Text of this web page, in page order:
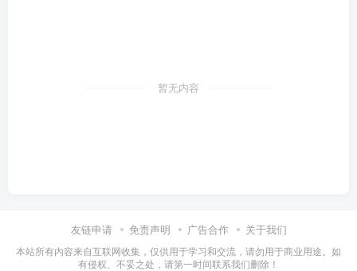
暂无内容
友链申请 免责声明 广告合作 关于我们
本站所有内容来自互联网收集，仅供用于学习和交流，请勿用于商业用途。如
有侵权、不妥之处，请第一时间联系我们删除！